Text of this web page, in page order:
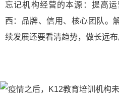
忘记机构经营的本源：提高
西：品牌、信用、核心团队。
续发展还要看清趋势，做长远布